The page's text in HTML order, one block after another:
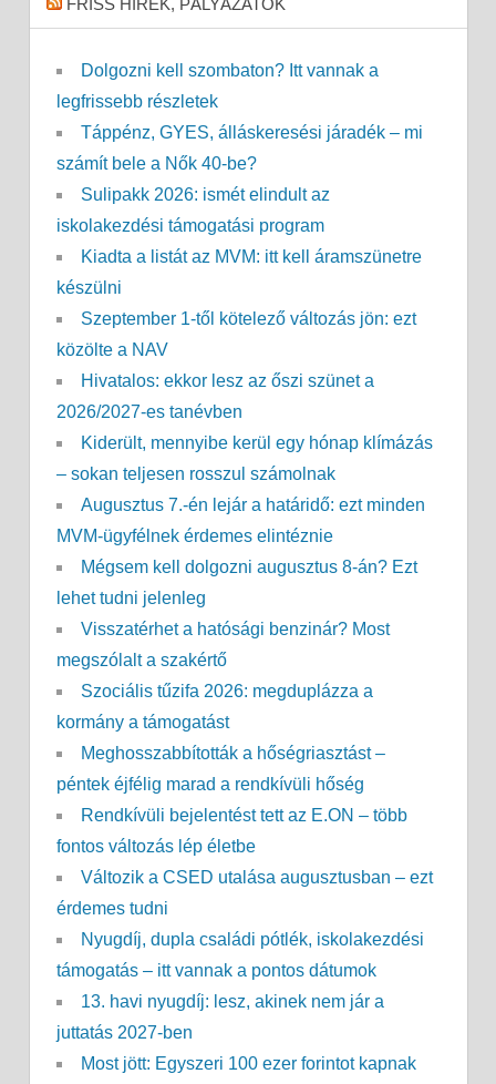
FRISS HÍREK, PÁLYÁZATOK
Dolgozni kell szombaton? Itt vannak a
legfrissebb részletek
Táppénz, GYES, álláskeresési járadék – mi
számít bele a Nők 40-be?
Sulipakk 2026: ismét elindult az
iskolakezdési támogatási program
Kiadta a listát az MVM: itt kell áramszünetre
készülni
Szeptember 1-től kötelező változás jön: ezt
közölte a NAV
Hivatalos: ekkor lesz az őszi szünet a
2026/2027-es tanévben
Kiderült, mennyibe kerül egy hónap klímázás
– sokan teljesen rosszul számolnak
Augusztus 7.-én lejár a határidő: ezt minden
MVM-ügyfélnek érdemes elintéznie
Mégsem kell dolgozni augusztus 8-án? Ezt
lehet tudni jelenleg
Visszatérhet a hatósági benzinár? Most
megszólalt a szakértő
Szociális tűzifa 2026: megduplázza a
kormány a támogatást
Meghosszabbították a hőségriasztást –
péntek éjfélig marad a rendkívüli hőség
Rendkívüli bejelentést tett az E.ON – több
fontos változás lép életbe
Változik a CSED utalása augusztusban – ezt
érdemes tudni
Nyugdíj, dupla családi pótlék, iskolakezdési
támogatás – itt vannak a pontos dátumok
13. havi nyugdíj: lesz, akinek nem jár a
juttatás 2027-ben
Most jött: Egyszeri 100 ezer forintot kapnak